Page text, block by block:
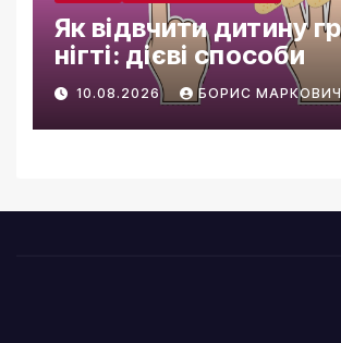
Як відвчити дитину
нігті: дієві способи
10.08.2026 БОРИС МАРКОВИЧ